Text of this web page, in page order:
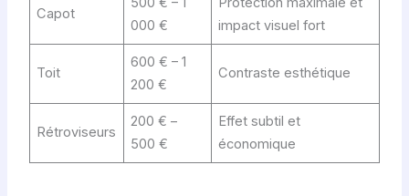
Capot
000 €
impact visuel fort
Toit
600 € – 1
200 €
Contraste esthétique
Rétroviseurs
200 € –
500 €
Effet subtil et
économique